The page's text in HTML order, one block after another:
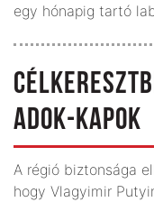
egy hónapig tartó
ADOK-KAPOK
A régió biztonsága
hogy Vlagyimir